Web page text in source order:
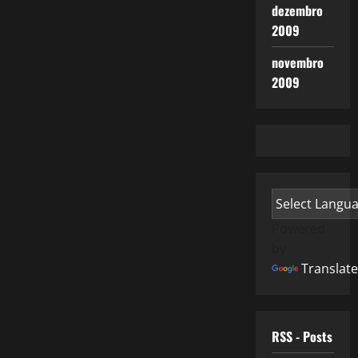
dezembro
2009
novembro
2009
Translate
RSS - Posts